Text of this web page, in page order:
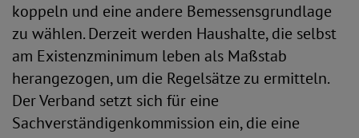
koppeln und eine andere Bemessensgrundlage
zu wählen. Derzeit werden Haushalte, die selbst
am Existenzminimum leben als Maßstab
herangezogen, um die Regelsätze zu ermitteln.
Der Verband setzt sich für eine
Sachverständigenkommission ein, die eine